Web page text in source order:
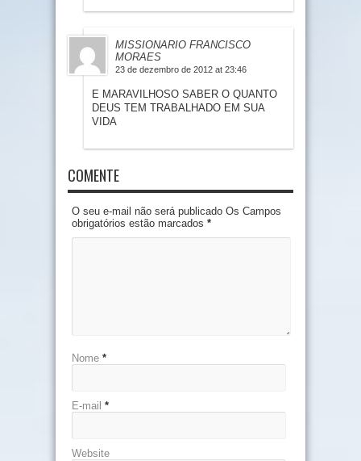
MISSIONARIO FRANCISCO
MORAES
23 de dezembro de 2012 at 23:46
E MARAVILHOSO SABER O QUANTO
DEUS TEM TRABALHADO EM SUA
VIDA
COMENTE
O seu e-mail não será publicado Os Campos
obrigatórios estão marcados *
Nome *
E-mail *
Website